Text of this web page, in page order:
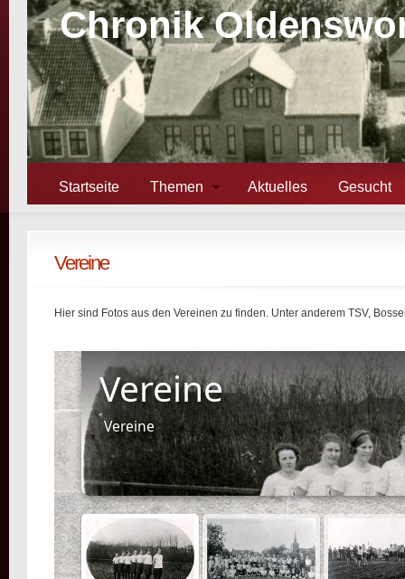
Chronik
Startseite Themen Aktuelles Gesucht
Vereine
Hier sind Fotos aus den Vereinen zu finden. Unter anderem TSV,